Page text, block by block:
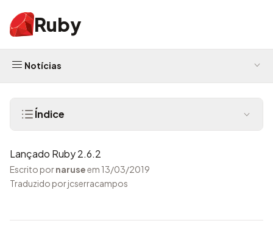
Ruby
Notícias
Índice
Lançado Ruby 2.6.2
Escrito pornaruseem 13/03/2019
Traduzido por jcserracampos